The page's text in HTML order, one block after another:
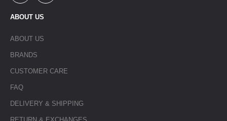
ABOUT US
ABOUT US
BRANDS
CUSTOMER CARE
FAQ
DELIVERY & SHIPPING